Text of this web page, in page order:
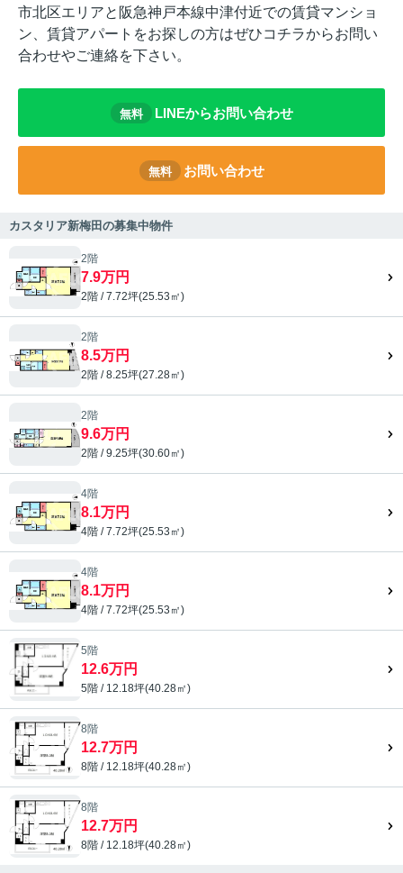
市北区エリアと阪急神戸本線中津付近での賃貸マンショ
ン、賃貸アパートをお探しの方はぜひコチラからお問い
合わせやご連絡を下さい。
無料 LINEからお問い合わせ
無料 お問い合わせ
カスタリア新梅田の募集中物件
2階
7.9万円
2階 / 7.72坪(25.53㎡)
2階
8.5万円
2階 / 8.25坪(27.28㎡)
2階
9.6万円
2階 / 9.25坪(30.60㎡)
4階
8.1万円
4階 / 7.72坪(25.53㎡)
4階
8.1万円
4階 / 7.72坪(25.53㎡)
5階
12.6万円
5階 / 12.18坪(40.28㎡)
8階
12.7万円
8階 / 12.18坪(40.28㎡)
8階
12.7万円
8階 / 12.18坪(40.28㎡)